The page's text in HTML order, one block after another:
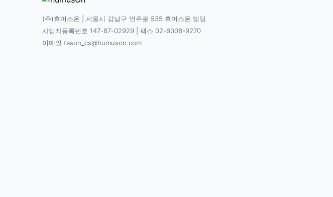
(주)휴머스온 | 서울시 강남구 언주로 535 휴머스온 빌딩
사업자등록번호 147-87-02929 | 팩스 02-6008-9270
이메일 tason_cs@humuson.com